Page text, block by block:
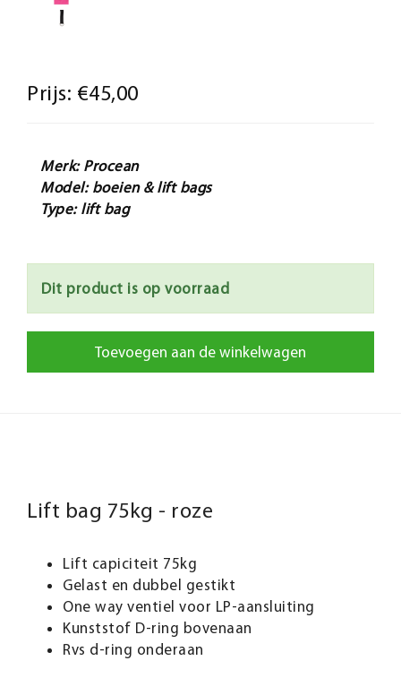
Prijs: €45,00
Merk: Procean
Model: boeien & lift bags
Type: lift bag
Dit product is op voorraad
Toevoegen aan de winkelwagen
Lift bag 75kg - roze
Lift capiciteit 75kg
Gelast en dubbel gestikt
One way ventiel voor LP-aansluiting
Kunststof D-ring bovenaan
Rvs d-ring onderaan